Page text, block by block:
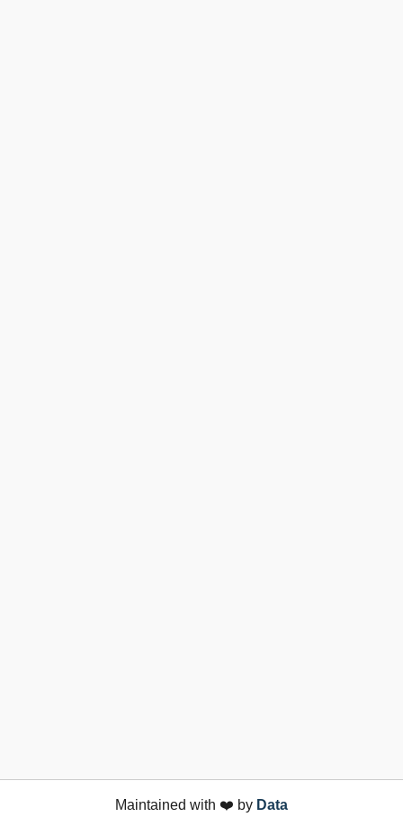
Maintained with ❤️ by Data